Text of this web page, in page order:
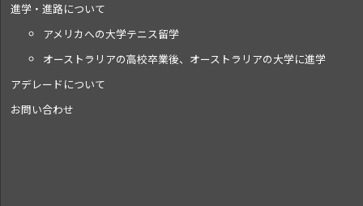
進学・進路について
アメリカへの大学テニス留学
オーストラリアの高校卒業後、オーストラリアの大学に進学
アデレードについて
お問い合わせ